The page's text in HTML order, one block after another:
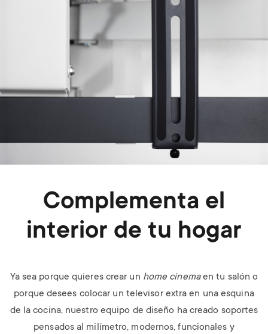
Complementa el
interior de tu hogar
Ya sea porque quieres crear un home cinemaen tu salón o
porque desees colocar un televisor extra en una esquina
de la cocina, nuestro equipo de diseño ha creado soportes
pensados al milímetro, modernos, funcionales y